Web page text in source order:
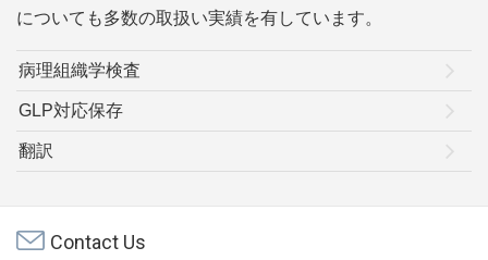
についても多数の取扱い実績を有しています。
病理組織学検査
GLP対応保存
翻訳
Contact Us